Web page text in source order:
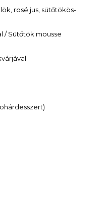
rosé jus, sütőtökös-
/ Sütőtök mousse